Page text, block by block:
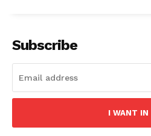
Subscribe
I WANT IN